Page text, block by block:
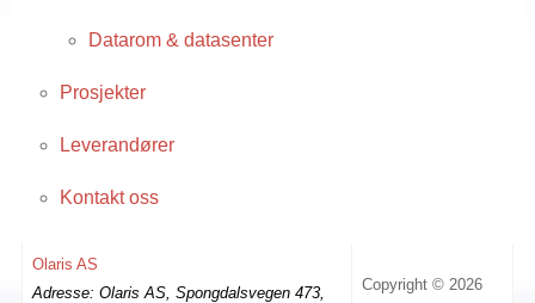
Datarom & datasenter
Prosjekter
Leverandører
Kontakt oss
Olaris AS
Adresse: Olaris AS, Spongdalsvegen 473,
Copyright © 2026